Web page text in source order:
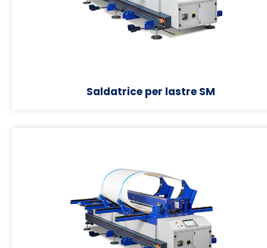
Saldatrice per lastre SM